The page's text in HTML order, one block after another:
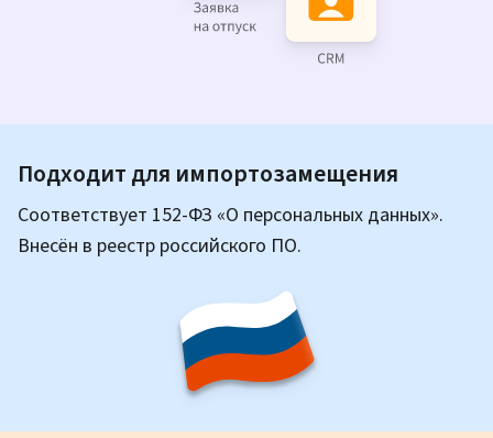
Подходит для импортозамещения
Соответствует 152‑ФЗ «О персональных данных».
Внесён в реестр российского ПО.